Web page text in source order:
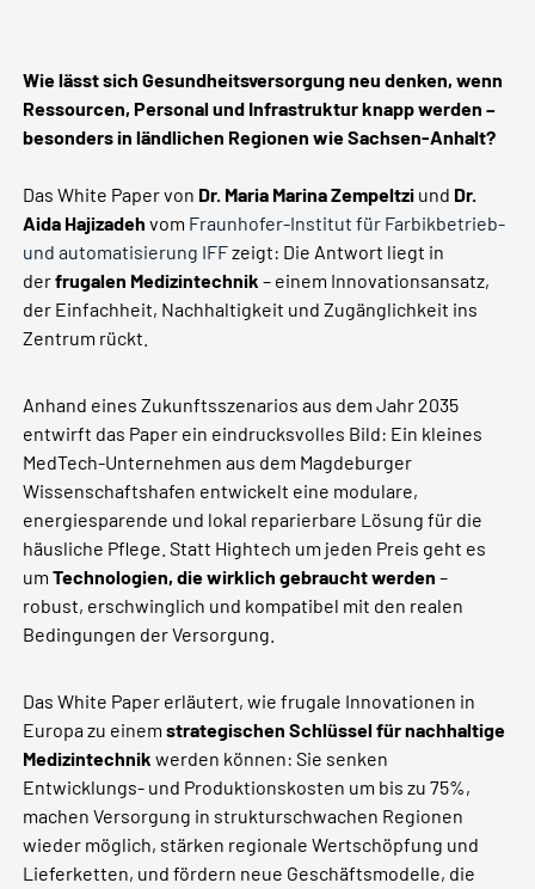
Wie lässt sich Gesundheitsversorgung neu denken, wenn
Ressourcen, Personal und Infrastruktur knapp werden –
besonders in ländlichen Regionen wie Sachsen-Anhalt?
Das White Paper von Dr. Maria Marina Zempeltzi und Dr.
Aida Hajizadeh vom Fraunhofer-Institut für Farbikbetrieb-
und automatisierung IFFzeigt: Die Antwort liegt in
derfrugalen Medizintechnik – einem Innovationsansatz,
der Einfachheit, Nachhaltigkeit und Zugänglichkeit ins
Zentrum rückt.
Anhand eines Zukunftsszenarios aus dem Jahr 2035
entwirft das Paper ein eindrucksvolles Bild: Ein kleines
MedTech-Unternehmen aus dem Magdeburger
Wissenschaftshafen entwickelt eine modulare,
energiesparende und lokal reparierbare Lösung für die
häusliche Pflege. Statt Hightech um jeden Preis geht es
umTechnologien, die wirklich gebraucht werden –
robust, erschwinglich und kompatibel mit den realen
Bedingungen der Versorgung.
Das White Paper erläutert, wie frugale Innovationen in
Europa zu einemstrategischen Schlüssel für nachhaltige
Medizintechnik werden können: Sie senken
Entwicklungs- und Produktionskosten um bis zu 75%,
machen Versorgung in strukturschwachen Regionen
wieder möglich, stärken regionale Wertschöpfung und
Lieferketten, und fördern neue Geschäftsmodelle, die